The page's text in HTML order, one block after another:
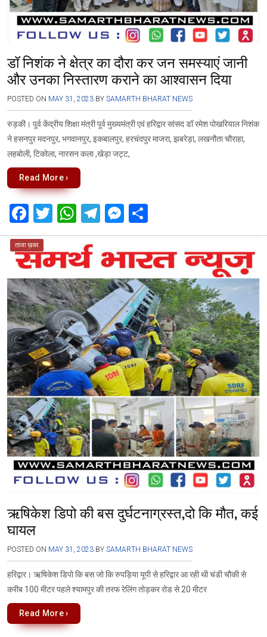
डॉ निशंक ने क्षेत्र का दौरा कर जन समस्याएं जानी
और उनका निस्तारण कराने का आश्वासन दिया
POSTED ON MAY 31, 2023 BY SAMARTH BHARAT NEWS
रुड़की। पूर्व केंद्रीय शिक्षा मंत्री पूर्व मुख्यमंत्री एवं हरिद्वार सांसद डॉ रमेश पोखरियाल निशंक
ने हसनपुर मदनपुर, भगवानपुर, इकबालपुर, हरचंदपुर माजरा, झबरेड़ा, लखनौता चौराहा,
लहबोली, टिकोला, नारसन कला ,खेड़ा जट्ट,
Read More ›
F
a
ce
b
o
o
k
T
wi
tt
er
W
h
at
s
A
p
p
T
el
e
gr
a
m
M
es
se
n
g
er
h
ar
e
ताजा ख़बर
ऋषिकेश डिपो की बस दुर्घटनाग्रस्त,दो कि मौत, कई
घायल
POSTED ON MAY 31, 2023 BY SAMARTH BHARAT NEWS
हरिद्वार। ऋषिकेश डिपो कि बस जो कि रुपड़िया यूपी से हरिद्वार आ रही थी चंडी चौकी से
करीब 100 मीटर पहले श्यामपुर की तरफ रेलिंग तोड़कर रोड से 20 मीटर
Read More ›